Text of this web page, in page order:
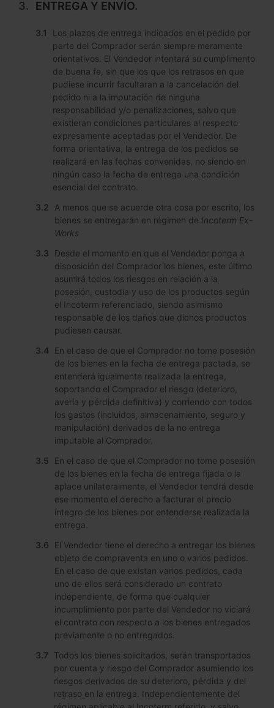
ENTREGA Y ENVÍO.
Los plazos de entrega indicados en el pedido por
parte del Comprador serán siempre meramente
orientativos. El Vendedor intentará su cumplimento
de buena fe, sin que los que los retrasos en que
pudiese incurrir facultaran a la cancelación del
pedido ni a la imputación de ninguna
responsabilidad y/o penalizaciones, salvo que
existieran condiciones particulares al respecto
expresamente aceptadas por el Vendedor. De
forma orientativa, la entrega de los pedidos se
realizará en las fechas convenidas, no siendo en
ningún caso la fecha de entrega una condición
esencial del contrato.
A menos que se acuerde otra cosa por escrito, los
bienes se entregarán en régimen de Incoterm Ex-
Works
Desde el momento en que el Vendedor ponga a
disposición del Comprador los bienes, este último
asumirá todos los riesgos en relación a la
posesión, custodia y uso de los productos según
el Incoterm referenciado, siendo asimismo
responsable de los daños que dichos productos
pudiesen causar.
En el caso de que el Comprador no tome posesión
de los bienes en la fecha de entrega pactada, se
entenderá igualmente realizada la entrega,
soportando el Comprador el riesgo (deterioro,
avería y pérdida definitiva) y corriendo con todos
los gastos (incluidos, almacenamiento, seguro y
manipulación) derivados de la no entrega
imputable al Comprador.
En el caso de que el Comprador no tome posesión
de los bienes en la fecha de entrega fijada o la
aplace unilateralmente, el Vendedor tendrá desde
ese momento el derecho a facturar el precio
íntegro de los bienes por entenderse realizada la
entrega.
El Vendedor tiene el derecho a entregar los bienes
objeto de compraventa en uno o varios pedidos.
En el caso de que existan varios pedidos, cada
uno de ellos será considerado un contrato
independiente, de forma que cualquier
incumplimiento por parte del Vendedor no viciará
el contrato con respecto a los bienes entregados
previamente o no entregados.
Todos los bienes solicitados, serán transportados
por cuenta y riesgo del Comprador asumiendo los
riesgos derivados de su deterioro, pérdida y del
retraso en la entrega. Independientemente del